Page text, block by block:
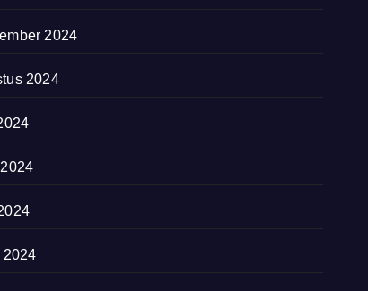
2024
2024